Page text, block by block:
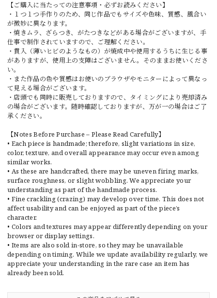
【ご購入に当たっての注意事項・必ずお読みください】
・１つ１つ手作りのため、同じ作品でもサイズや色味、質感、風合い
が微妙に異なります。
・焼きムラ、ざらつき、がたつきなどがある場合がございますが、手
仕事で制作されていますので、ご理解ください。
・貫入（薄いヒビのようなもの）が焼成中や使用するうちに生じる事
がありますが、使用上の支障はございません。そのままお使いくださ
い。
・また作品の色や質感はお使いのブラウザやモニターによって異なっ
て見える場合がございます。
・店頭でも同時に販売しておりますので、タイミングにより売却済み
の場合がございます。随時確認しておりますが、万が一の場合はご了
承ください。
【Notes Before Purchase – Please Read Carefully】
• Each piece is handmade; therefore, slight variations in size,
color, texture, and overall appearance may occur even among
similar works.
• As these are handcrafted, there may be uneven firing marks,
surface roughness, or slight wobbling. We appreciate your
understanding as part of the handmade process.
• Fine crackling (crazing) may develop over time. This does not
affect usability and can be enjoyed as part of the piece’s
character.
• Colors and textures may appear differently depending on your
browser or display settings.
• Items are also sold in-store, so they may be unavailable
depending on timing. While we update availability regularly, we
appreciate your understanding in the rare case an item has
already been sold.